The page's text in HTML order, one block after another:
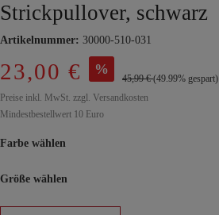
Strickpullover, schwarz
Artikelnummer: 30000-510-031
23,00 € %
45,99 €(49.99% gespart)
Preise inkl. MwSt. zzgl. Versandkosten
Mindestbestellwert 10 Euro
Farbe wählen
Größe wählen